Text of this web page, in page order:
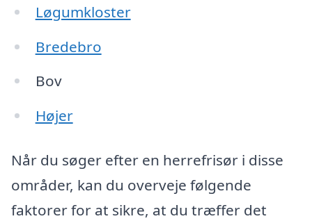
Løgumkloster
Bredebro
Bov
Højer
Når du søger efter en herrefrisør i disse
områder, kan du overveje følgende
faktorer for at sikre, at du træffer det